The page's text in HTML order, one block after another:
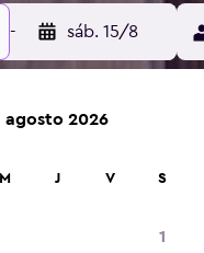
- sáb. 15/8
agosto 2026
M J V S
1